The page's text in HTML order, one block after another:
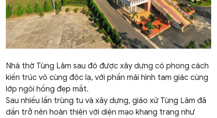
Nhà thờ Tùng Lâm sau đó được xây dựng có phong cách
kiến trúc vô cùng độc lạ, với phần mái hình tam giác cùng
lớp ngói hồng đẹp mắt.
Sau nhiều lần trùng tu và xây dựng, giáo xứ Tùng Lâm đã
dần trở nên hoàn thiện với diện mạo khang trang như